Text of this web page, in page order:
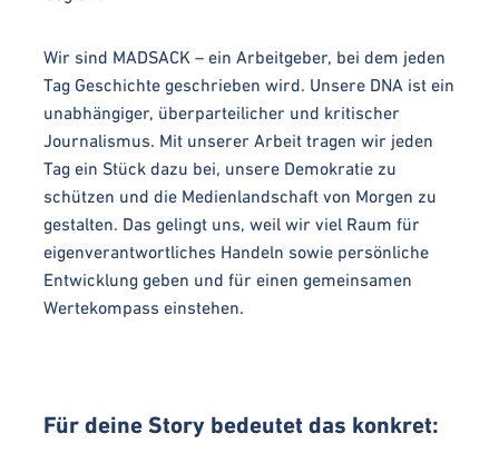
Wir sind MADSACK – ein Arbeitgeber, bei dem jeden
Tag Geschichte geschrieben wird. Unsere DNA ist ein
unabhängiger, überparteilicher und kritischer
Journalismus. Mit unserer Arbeit tragen wir jeden
Tag ein Stück dazu bei, unsere Demokratie zu
schützen und die Medienlandschaft von Morgen zu
gestalten. Das gelingt uns, weil wir viel Raum für
eigenverantwortliches Handeln sowie persönliche
Entwicklung geben und für einen gemeinsamen
Wertekompass einstehen.
Für deine Story bedeutet das konkret: